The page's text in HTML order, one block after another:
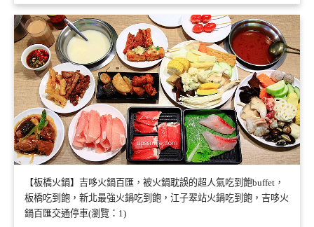
【板橋火鍋】吉哆火鍋百匯，被火鍋耽誤的超人氣吃到飽buffet，
板橋吃到飽，新北最強火鍋吃到飽，江子翠站火鍋吃到飽，吉哆火
鍋百匯交通停車(瀏覽：1)